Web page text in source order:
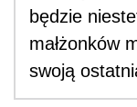
będzie
małżonków
swoją